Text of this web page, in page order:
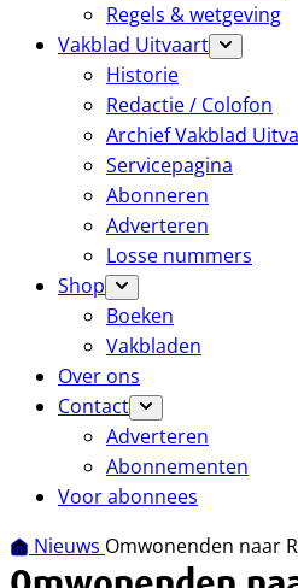
Regels & wetgeving
Vakblad Uitvaart
Historie
Redactie / Colofon
Archief Vakblad
Servicepagina
Abonneren
Adverteren
Losse nummers
Shop
Boeken
Vakbladen
Over ons
Contact
Adverteren
Abonnementen
Voor abonnees
Nieuws Omwonenden naar